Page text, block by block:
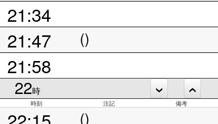
21:34
21:47
()
21:58
22時
時刻 注記 備考
()